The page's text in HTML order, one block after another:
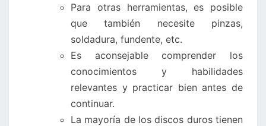
Para otras herramientas, es posible
que también necesite pinzas,
soldadura, fundente, etc.
Es aconsejable comprender los
conocimientos y habilidades
relevantes y practicar bien antes de
continuar.
La mayoría de los discos duros tienen